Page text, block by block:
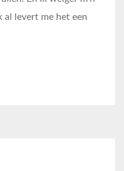
al levert me het een